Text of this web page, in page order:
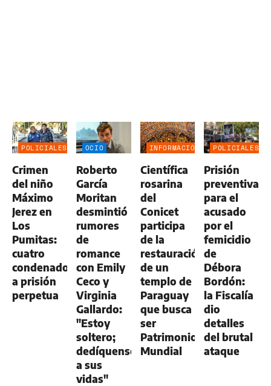
POLICIALES
Crimen
del niño
Máximo
Jerez en
Los
Pumitas:
cuatro
condenados
a prisión
perpetua
OCIO
Roberto
García
Moritan
desmintió
rumores
de
romance
con Emily
Ceco y
Virginia
Gallardo:
"Estoy
soltero;
dedíquense
a sus
vidas"
INFORMACIÓN
Científica
rosarina
del
Conicet
participa
de la
restauración
de un
templo de
Paraguay
que busca
ser
Patrimonio
Mundial
POLICIALES
Prisión
preventiva
para el
acusado
por el
femicidio
de
Débora
Bordón:
la Fiscalía
dio
detalles
del brutal
ataque